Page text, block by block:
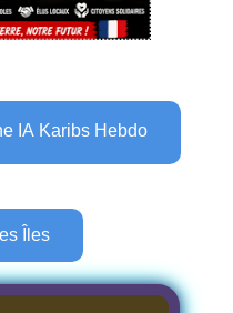
IA Karibs Hebdo
Îles